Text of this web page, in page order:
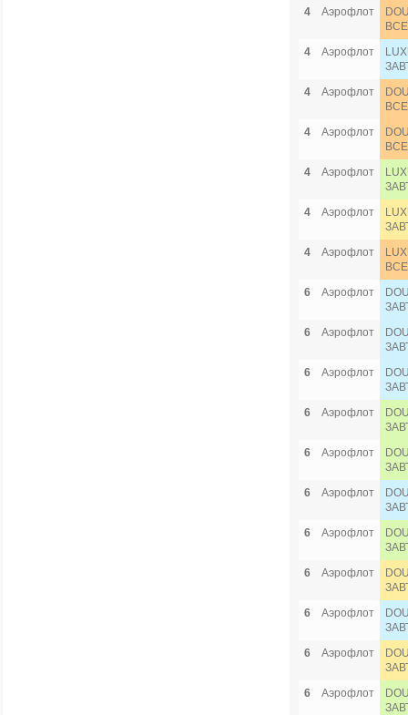
4
Аэрофлот
4
Аэрофлот
4
Аэрофлот
4
Аэрофлот
4
Аэрофлот
4
Аэрофлот
4
Аэрофлот
6
Аэрофлот
6
Аэрофлот
6
Аэрофлот
6
Аэрофлот
6
Аэрофлот
6
Аэрофлот
6
Аэрофлот
6
Аэрофлот
6
Аэрофлот
6
Аэрофлот
6
Аэрофлот